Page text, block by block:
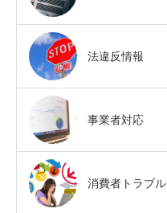
法違反情報
事業者対応
消費者トラブル